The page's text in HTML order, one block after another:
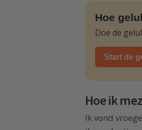
Hoe
Doe de
Start de
Hoe ik
Ik vond